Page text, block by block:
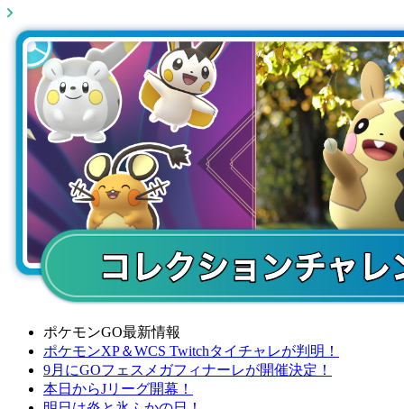
ポケモンGO最新情報
ポケモンXP＆WCS Twitchタイチャレが判明！
9月にGOフェスメガフィナーレが開催決定！
本日からJリーグ開幕！